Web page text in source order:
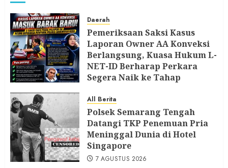
Daerah
Pemeriksaan Saksi Kasus
Laporan Owner AA Konveksi
Berlangsung, Kuasa Hukum L-
NET-ID Berharap Perkara
Segera Naik ke Tahap
7 AGUSTUS 2026
All Berita
Polsek Semarang Tengah
Datangi TKP Penemuan Pria
Meninggal Dunia di Hotel
Singapore
7 AGUSTUS 2026